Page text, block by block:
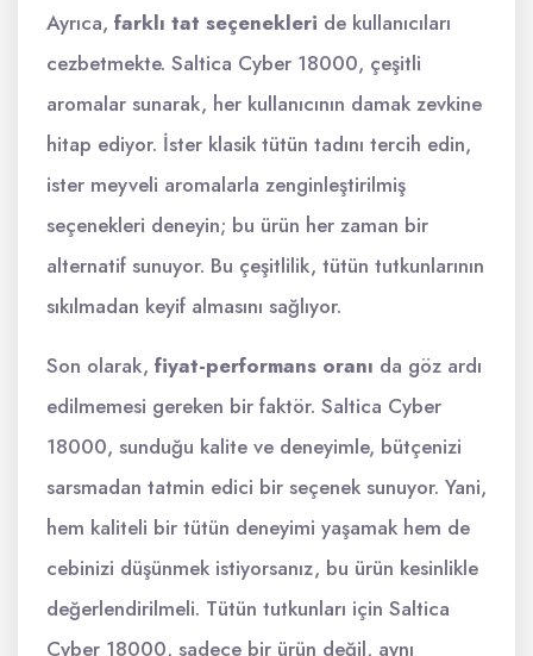
Ayrıca, farklı tat seçenekleri de kullanıcıları
cezbetmekte. Saltica Cyber 18000, çeşitli
aromalar sunarak, her kullanıcının damak zevkine
hitap ediyor. İster klasik tütün tadını tercih edin,
ister meyveli aromalarla zenginleştirilmiş
seçenekleri deneyin; bu ürün her zaman bir
alternatif sunuyor. Bu çeşitlilik, tütün tutkunlarının
sıkılmadan keyif almasını sağlıyor.
Son olarak, fiyat-performans oranı da göz ardı
edilmemesi gereken bir faktör. Saltica Cyber
18000, sunduğu kalite ve deneyimle, bütçenizi
sarsmadan tatmin edici bir seçenek sunuyor. Yani,
hem kaliteli bir tütün deneyimi yaşamak hem de
cebinizi düşünmek istiyorsanız, bu ürün kesinlikle
değerlendirilmeli. Tütün tutkunları için Saltica
Cyber 18000, sadece bir ürün değil, aynı